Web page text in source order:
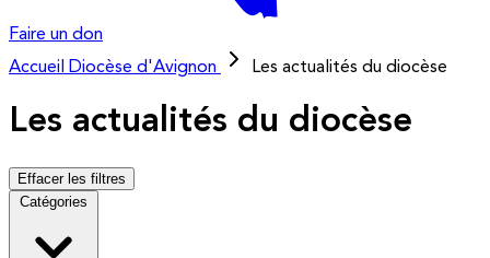
Faire un don
Accueil
Diocèse d'Avignon Les actualités du diocèse
Les actualités du diocèse
Effacer les filtres
Catégories